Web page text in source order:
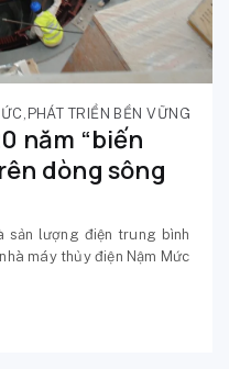
, PHÁT TRIỂN BỀN VỮNG
năm “biến
dòng sông
sản lượng điện trung bình
máy thủy điện Nậm Mức